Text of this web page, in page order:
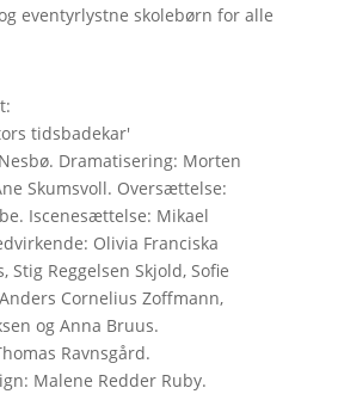
eventyrlystne skolebørn for alle
tidsbadekar'
Dramatisering: Morten
Skumsvoll. Oversættelse:
Iscenesættelse: Mikael
Olivia Franciska
Stig Reggelsen Skjold, Sofie
Cornelius Zoffmann,
og Anna Bruus.
Ravnsgård.
Malene Redder Ruby.